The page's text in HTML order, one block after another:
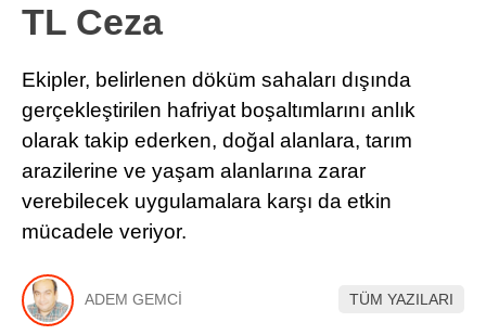
3. SAYFA
SAĞLIK
EĞİTİM
KÜLTÜR SANAT
EKONOMİ
YAZARLAR
YEREL HABERLER
TL Ceza
Ekipler, belirlenen döküm sahaları dışında
gerçekleştirilen hafriyat boşaltımlarını anlık
olarak takip ederken, doğal alanlara, tarım
arazilerine ve yaşam alanlarına zarar
verebilecek uygulamalara karşı da etkin
mücadele veriyor.
ADEM GEMCİ TÜM YAZILARI